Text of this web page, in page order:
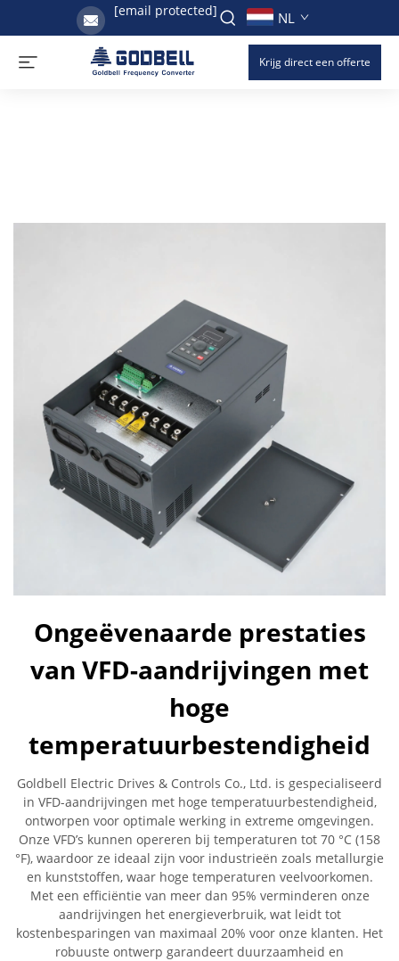
[email protected] NL
Krijg direct een offerte
Ongeëvenaarde prestaties
van VFD-aandrijvingen met
hoge
temperatuurbestendigheid
Goldbell Electric Drives & Controls Co., Ltd. is gespecialiseerd
in VFD-aandrijvingen met hoge temperatuurbestendigheid,
ontworpen voor optimale werking in extreme omgevingen.
Onze VFD’s kunnen opereren bij temperaturen tot 70 °C (158
°F), waardoor ze ideaal zijn voor industrieën zoals metallurgie
en kunststoffen, waar hoge temperaturen veelvoorkomen.
Met een efficiëntie van meer dan 95% verminderen onze
aandrijvingen het energieverbruik, wat leidt tot
kostenbesparingen van maximaal 20% voor onze klanten. Het
robuuste ontwerp garandeert duurzaamheid en